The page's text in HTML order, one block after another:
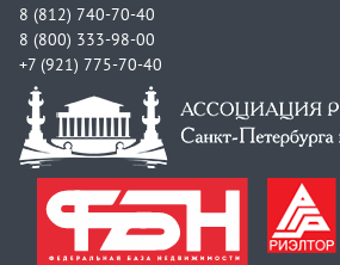
8 (812) 740-70-40
8 (800) 333-98-00
+7 (921) 775-70-40